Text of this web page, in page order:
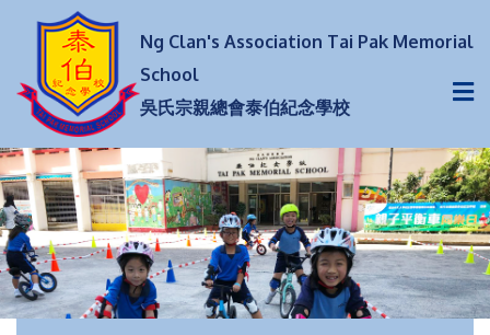
Ng Clan's Association Tai Pak Memorial
School
吳氏宗親總會泰伯紀念學校